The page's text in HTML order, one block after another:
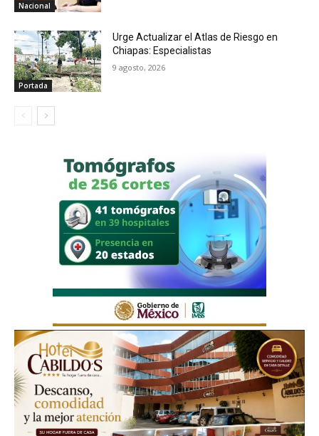
Nacional
Portada
Urge Actualizar el Atlas de Riesgo en
Chiapas: Especialistas
9 agosto, 2026